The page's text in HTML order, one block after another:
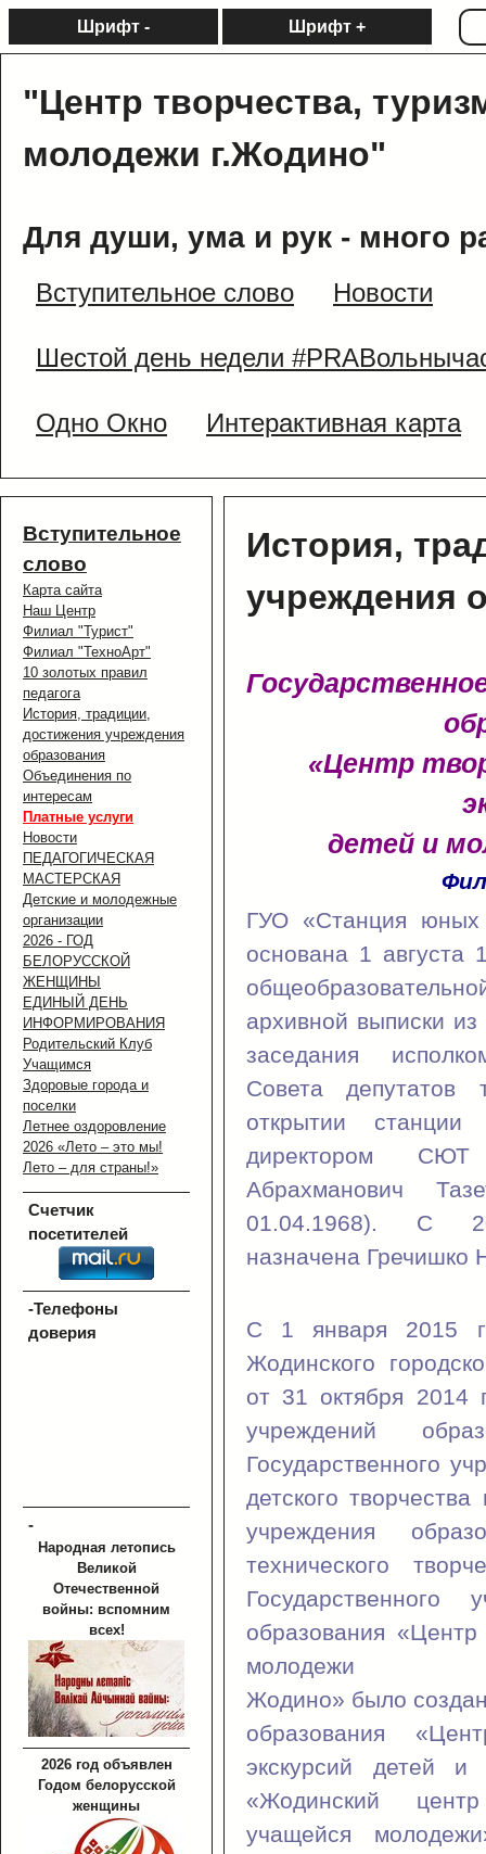
Шрифт - Шрифт +
"Центр творчества,
молодежи г.Жодино"
Для души, ума и рук - много
Вступительное слово Новости
Шестой день недели
Одно Окно Интерактивная карта
Вступительное
слово
Карта сайта
Наш Центр
Филиал "Турист"
Филиал "ТехноАрт"
10 золотых правил
педагога
История, традиции,
достижения учреждения
образования
Объединения по
интересам
Платные услуги
Новости
ПЕДАГОГИЧЕСКАЯ
МАСТЕРСКАЯ
Детские и молодежные
организации
2026 - ГОД
БЕЛОРУССКОЙ
ЖЕНЩИНЫ
ЕДИНЫЙ ДЕНЬ
ИНФОРМИРОВАНИЯ
Родительский Клуб
Учащимся
Здоровые города и
поселки
Летнее оздоровление
2026 «Лето – это мы!
Лето – для страны!»
Счетчик
посетителей
-Телефоны
доверия
-
Народная летопись
Великой
Отечественной
войны: вспомним
всех!
2026 год объявлен
Годом белорусской
женщины
История,
учреждения
«Центр
детей и
ГУО «Станция юных
основана 1 августа
архивной выписки
заседания
Совета
открытии
директором
Абрахманович
01.04.1968). С
назначена Гречишко
С 1 января 2015
Жодинского
от 31 октября
учреждений
Государственного
детского
учреждения
технического
Государственного
образования
Жодино» было
образования
экскурсий детей
«Жодинский
учащейся